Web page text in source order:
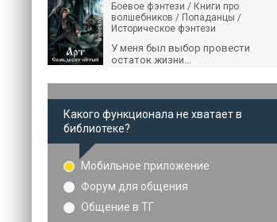
Боевое фэнтези / Книги про
волшебников / Попаданцы /
Историческое фэнтези
У меня был выбор провести
остаток жизни...
Какого функционала не хватает в
библиотеке?
Мобильное приложение
Форум для общения
Общение в ТГ